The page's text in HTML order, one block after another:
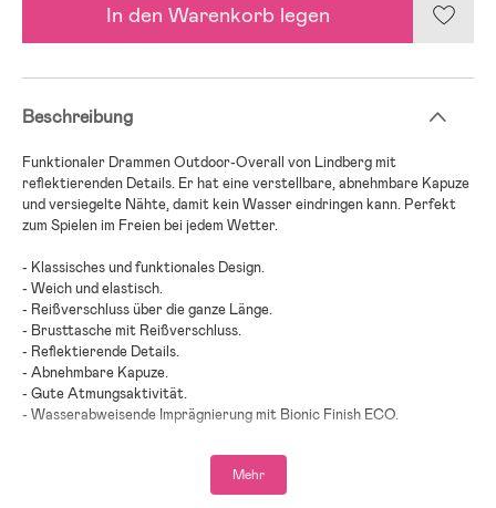
In den Warenkorb legen
Beschreibung
Funktionaler Drammen Outdoor-Overall von Lindberg mit
reflektierenden Details. Er hat eine verstellbare, abnehmbare Kapuze
und versiegelte Nähte, damit kein Wasser eindringen kann. Perfekt
zum Spielen im Freien bei jedem Wetter.
- Klassisches und funktionales Design.
- Weich und elastisch.
- Reißverschluss über die ganze Länge.
- Brusttasche mit Reißverschluss.
- Reflektierende Details.
- Abnehmbare Kapuze.
- Gute Atmungsaktivität.
- Wasserabweisende Imprägnierung mit Bionic Finish ECO.
- Schützt Dein Kind vor Wind und Regen.
Mehr